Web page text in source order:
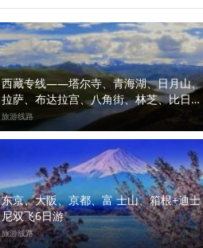
西藏专线——塔尔寺、青海湖、日月山、
拉萨、布达拉宫、八角街、林芝、比日神
山、卡定沟、纳木错、日喀则、羊卓雍
错、扎什伦布寺十四日游
旅游线路
东京、大阪、京都、富 士山、箱根+迪士
尼双飞6日游
旅游线路